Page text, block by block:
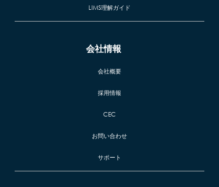
LIMS理解ガイド
会社情報
会社概要
採用情報
CEC
お問い合わせ
サポート